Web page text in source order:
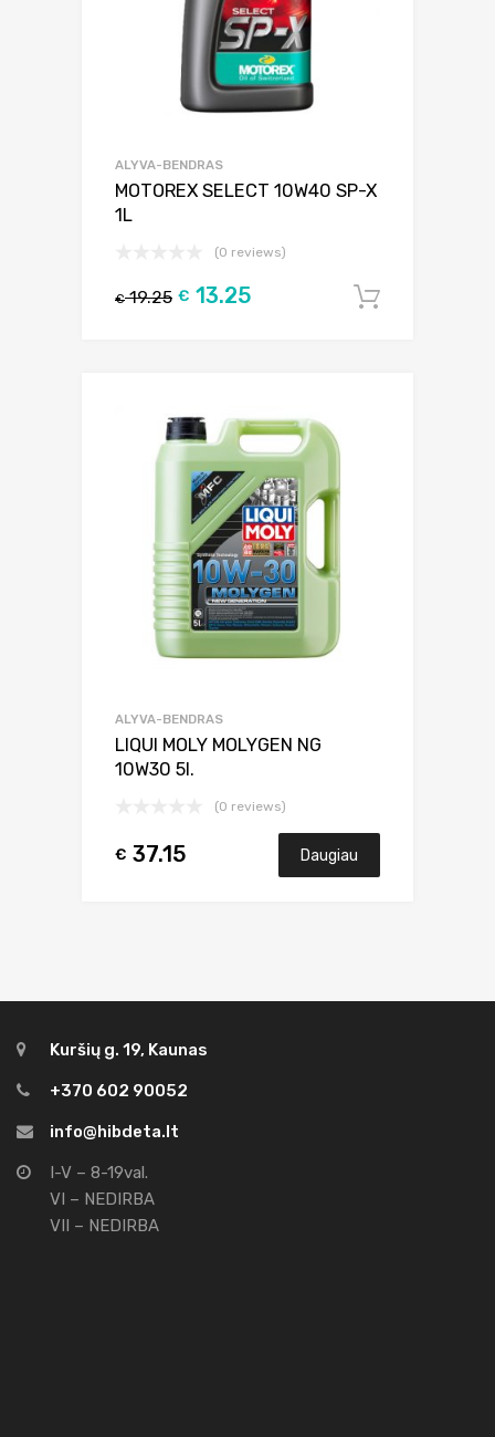
ALYVA-BENDRAS
MOTOREX SELECT 10W40 SP-X
1L
(0 reviews)
€19.25 € 13.25
ALYVA-BENDRAS
LIQUI MOLY MOLYGEN NG
10W30 5l.
(0 reviews)
€ 37.15 Daugiau
Kuršių g. 19, Kaunas
+370 602 90052
info@hibdeta.lt
I-V – 8-19val.
VI – NEDIRBA
VII – NEDIRBA